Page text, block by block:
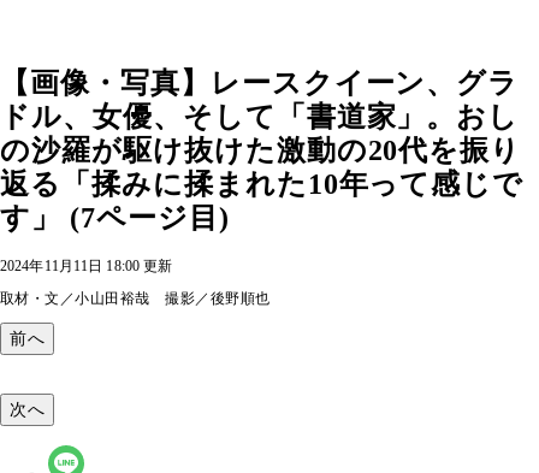
【画像・写真】レースクイーン、グラ
ドル、女優、そして「書道家」。おし
の沙羅が駆け抜けた激動の20代を振り
返る「揉みに揉まれた10年って感じで
す」 (7ページ目)
2024年11月11日 18:00 更新
取材・文／小山田裕哉 撮影／後野順也
前へ
次へ